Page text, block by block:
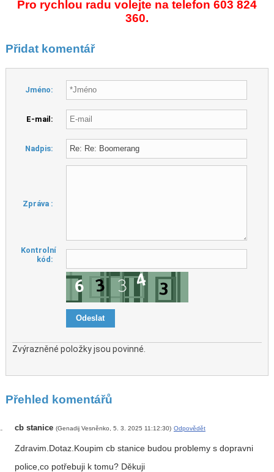
Pro rychlou radu volejte na telefon 603 824
360.
Přidat komentář
Jméno:
E-mail:
Nadpis:
Zpráva :
Kontrolní
kód:
Zvýrazněné položky jsou povinné.
Přehled komentářů
cb stanice (Genadij Vesněnko, 5. 3. 2025 11:12:30) Odpovědět
Zdravim.Dotaz.Koupim cb stanice budou problemy s dopravni
police,co potřebuji k tomu? Děkuji